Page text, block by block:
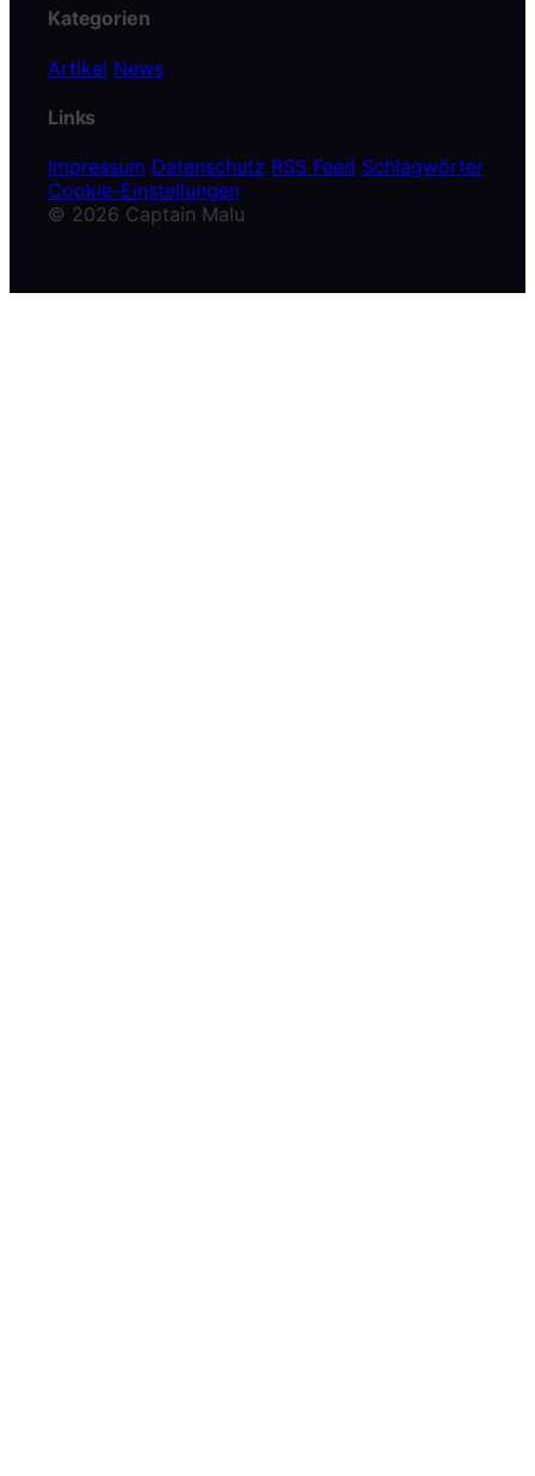
Kategorien
Artikel News
Links
Impressum Datenschutz RSS Feed Schlagwörter
Cookie-Einstellungen
© 2026 Captain Malu